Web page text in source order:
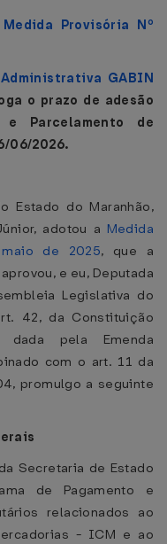
Medida Provisória Nº
GABIN
o prazo de adesão
e Parcelamento de
06/2026.
Estado do Maranhão,
adotou a Medida
de 2025, que a
e eu, Deputada
Legislativa do
42, da Constituição
dada pela Emenda
com o art. 11 da
promulgo a seguinte
Secretaria de Estado
de Pagamento e
relacionados ao
- ICM e ao